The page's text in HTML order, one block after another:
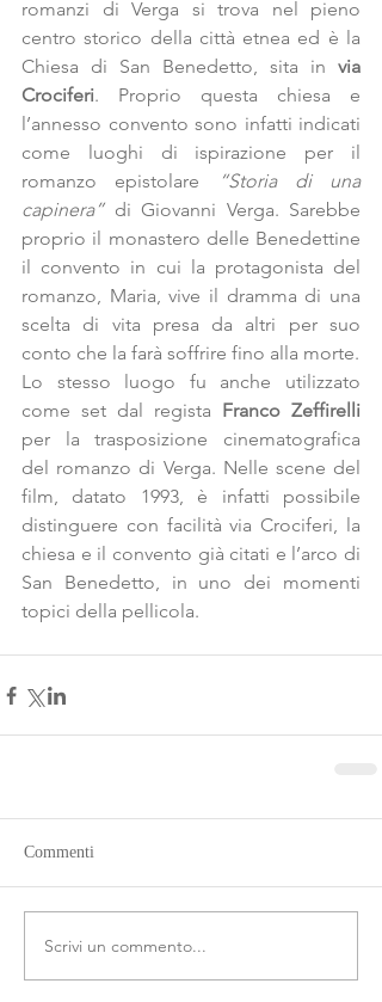
romanzi di Verga si trova nel pieno
centro storico della città etnea ed è la
Chiesa di San Benedetto, sita in via
Crociferi. Proprio questa chiesa e
l’annesso convento sono infatti indicati
come luoghi di ispirazione per il
romanzo epistolare
“Storia di una
capinera” di Giovanni Verga. Sarebbe
proprio il monastero delle Benedettine
il convento in cui la protagonista del
romanzo, Maria, vive il dramma di una
scelta di vita presa da altri per suo
conto che la farà soffrire fino alla morte.
Lo stesso luogo fu anche utilizzato
come set dal regista Franco Zeffirelli
per la trasposizione cinematografica
del romanzo di Verga. Nelle scene del
film, datato 1993, è infatti possibile
distinguere con facilità via Crociferi, la
chiesa e il convento già citati e l’arco di
San Benedetto, in uno dei momenti
topici della pellicola.
Commenti
Scrivi un commento...